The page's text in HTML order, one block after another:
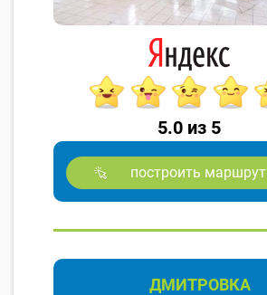
5.0 из 5
построить маршрут
ДМИТРОВКА